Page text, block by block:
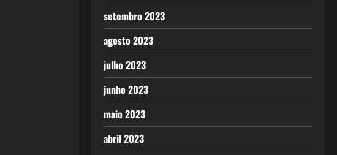
setembro 2023
agosto 2023
julho 2023
junho 2023
maio 2023
abril 2023